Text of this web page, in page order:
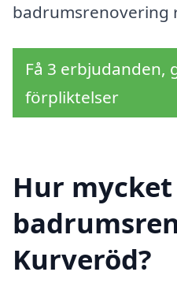
badrumsrenovering
Få 3 erbjudanden,
förpliktelser
Hur
Kurveröd?